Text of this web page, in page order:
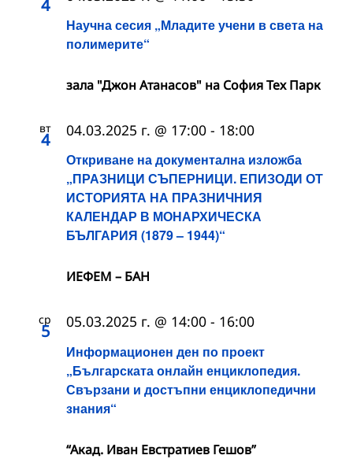
4
Научна сесия „Младите учени в света на
полимерите“
зала "Джон Атанасов" на София Тех Парк
вт
4
Откриване на документална изложба
„ПРАЗНИЦИ СЪПЕРНИЦИ. ЕПИЗОДИ ОТ
ИСТОРИЯТА НА ПРАЗНИЧНИЯ
КАЛЕНДАР В МОНАРХИЧЕСКА
БЪЛГАРИЯ (1879 – 1944)“
04.03.2025 г. @ 17:00 - 18:00
ИЕФЕМ – БАН
ср
5
Информационен ден по проект
„Българската онлайн енциклопедия.
Свързани и достъпни енциклопедични
знания“
05.03.2025 г. @ 14:00 - 16:00
“Акад. Иван Евстратиев Гешов”